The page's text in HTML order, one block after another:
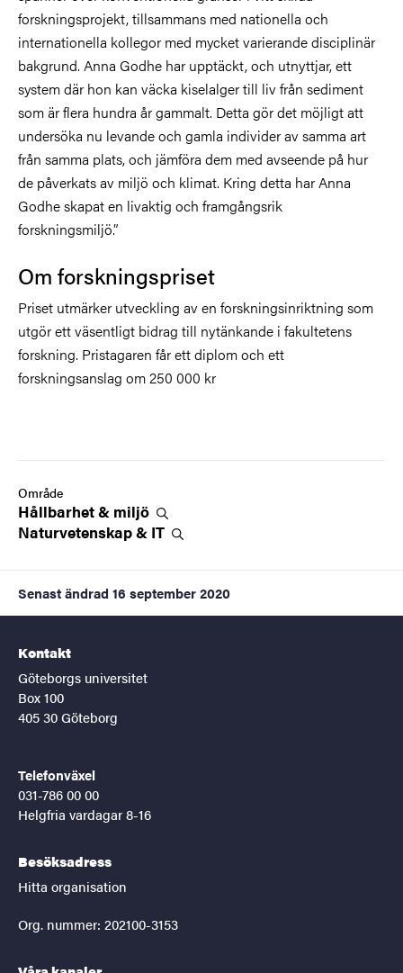
forskningsprojekt, tillsammans med nationella och
internationella kollegor med mycket varierande disciplinär
bakgrund. Anna Godhe har upptäckt, och utnyttjar, ett
system där hon kan väcka kiselalger till liv från sediment
som är flera hundra år gammalt. Detta gör det möjligt att
undersöka nu levande och gamla individer av samma art
från samma plats, och jämföra dem med avseende på hur
de påverkats av miljö och klimat. Kring detta har Anna
Godhe skapat en livaktig och framgångsrik
forskningsmiljö.”
Om forskningspriset
Priset utmärker utveckling av en forskningsinriktning som
utgör ett väsentligt bidrag till nytänkande i fakultetens
forskning. Pristagaren får ett diplom och ett
forskningsanslag om 250 000 kr
Område
Hållbarhet & miljö
Naturvetenskap & IT
Senast ändrad 16 september 2020
Kontakt
Göteborgs universitet
Box 100
405 30 Göteborg
Telefonväxel
031-786 00 00
Helgfria vardagar 8-16
Besöksadress
Hitta organisation
Org. nummer: 202100-3153